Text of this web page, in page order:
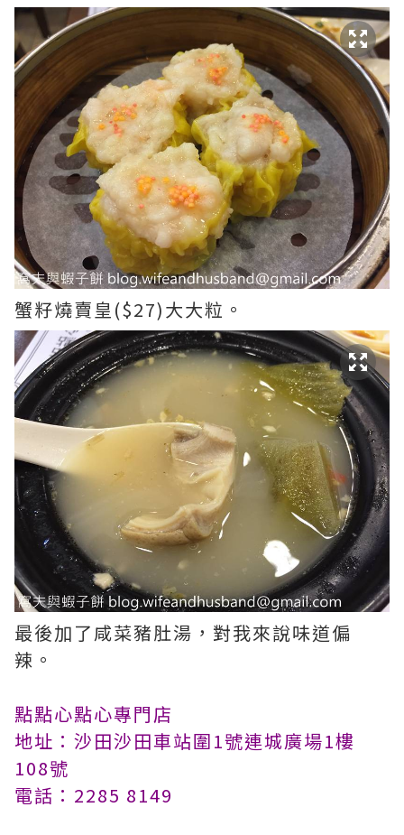
蟹籽燒賣皇($27)大大粒。
最後加了咸菜豬肚湯，對我來說味道偏
辣。
點點心點心專門店
地址：沙田沙田車站圍1號連城廣場1樓
108號
電話：2285 8149